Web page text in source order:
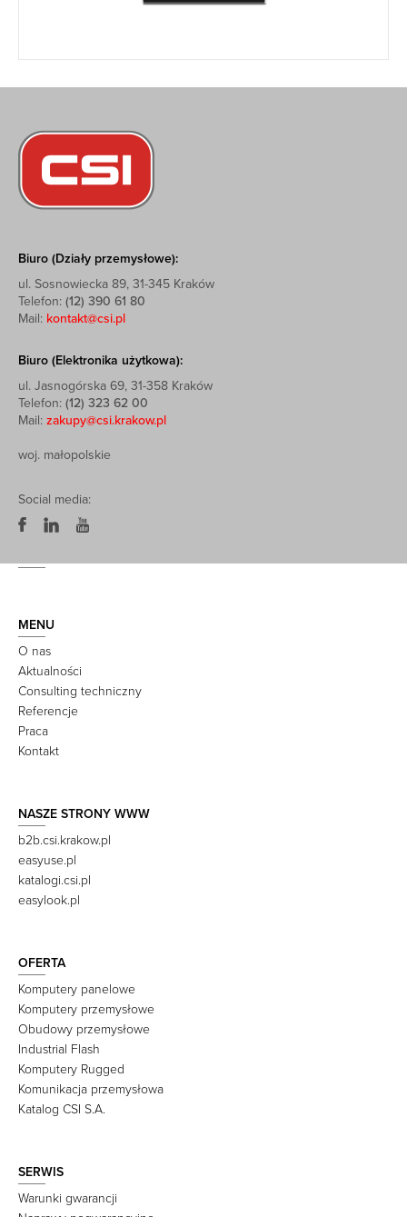
Biuro (Działy przemysłowe):
ul. Sosnowiecka 89, 31-345 Kraków
Telefon: (12) 390 61 80
Mail: kontakt@csi.pl
Biuro (Elektronika użytkowa):
ul. Jasnogórska 69, 31-358 Kraków
Telefon: (12) 323 62 00
Mail: zakupy@csi.krakow.pl
woj. małopolskie
Social media:
MENU
O nas
Aktualności
Consulting techniczny
Referencje
Praca
Kontakt
NASZE STRONY WWW
b2b.csi.krakow.pl
easyuse.pl
katalogi.csi.pl
easylook.pl
OFERTA
Komputery panelowe
Komputery przemysłowe
Obudowy przemysłowe
Industrial Flash
Komputery Rugged
Komunikacja przemysłowa
Katalog CSI S.A.
SERWIS
Warunki gwarancji